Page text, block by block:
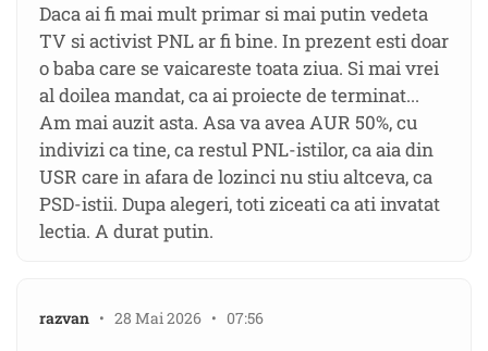
Daca ai fi mai mult primar si mai putin vedeta
TV si activist PNL ar fi bine. In prezent esti doar
o baba care se vaicareste toata ziua. Si mai vrei
al doilea mandat, ca ai proiecte de terminat...
Am mai auzit asta. Asa va avea AUR 50%, cu
indivizi ca tine, ca restul PNL-istilor, ca aia din
USR care in afara de lozinci nu stiu altceva, ca
PSD-istii. Dupa alegeri, toti ziceati ca ati invatat
lectia. A durat putin.
razvan • 28 Mai 2026 • 07:56